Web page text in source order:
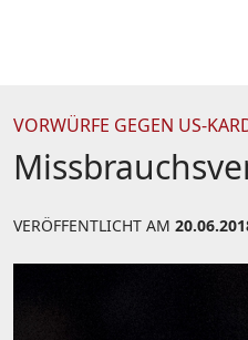
VORWÜRFE GEGEN US-
VERÖFFENTLICHT AM